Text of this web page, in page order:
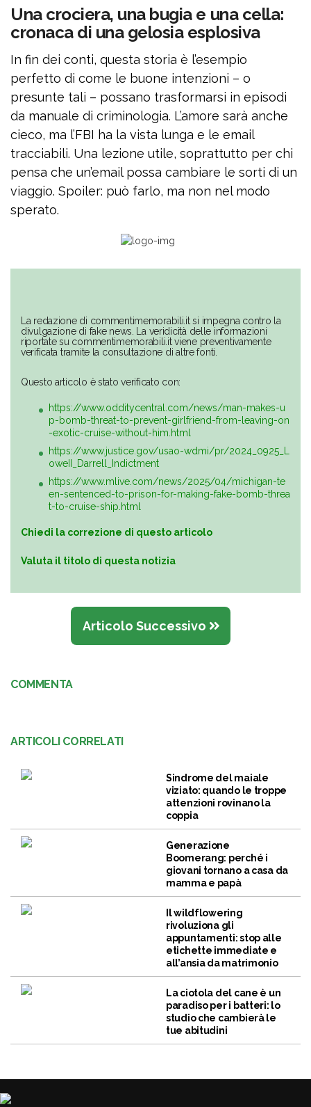
Una crociera, una bugia e una cella:
cronaca di una gelosia esplosiva
In fin dei conti, questa storia è l’esempio
perfetto di come le buone intenzioni – o
presunte tali – possano trasformarsi in episodi
da manuale di criminologia. L’amore sarà anche
cieco, ma l’FBI ha la vista lunga e le email
tracciabili. Una lezione utile, soprattutto per chi
pensa che un’email possa cambiare le sorti di un
viaggio. Spoiler: può farlo, ma non nel modo
sperato.
La redazione di commentimemorabili.it si impegna contro la
divulgazione di fake news. La veridicità delle informazioni
riportate su commentimemorabili.it viene preventivamente
verificata tramite la consultazione di altre fonti.
Questo articolo è stato verificato con:
https://www.odditycentral.com/news/man-makes-u
p-bomb-threat-to-prevent-girlfriend-from-leaving-on
-exotic-cruise-without-him.html
https://www.justice.gov/usao-wdmi/pr/2024_0925_L
oweII_Darrell_Indictment
https://www.mlive.com/news/2025/04/michigan-te
en-sentenced-to-prison-for-making-fake-bomb-threa
t-to-cruise-ship.html
Chiedi la correzione di questo articolo
Valuta il titolo di questa notizia
Articolo Successivo
COMMENTA
ARTICOLI CORRELATI
Sindrome del maiale
viziato: quando le troppe
attenzioni rovinano la
coppia
Generazione
Boomerang: perché i
giovani tornano a casa da
mamma e papà
Il wildflowering
rivoluziona gli
appuntamenti: stop alle
etichette immediate e
all’ansia da matrimonio
La ciotola del cane è un
paradiso per i batteri: lo
studio che cambierà le
tue abitudini